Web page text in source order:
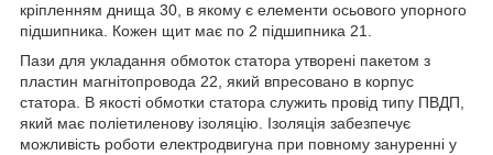
кріпленням днища 30, в якому є елементи осьового упорного
підшипника. Кожен щит має по 2 підшипника 21.
Пази для укладання обмоток статора утворені пакетом з
пластин магнітопровода 22, який впресовано в корпус
статора. В якості обмотки статора служить провід типу ПВДП,
який має поліетиленову ізоляцію. Ізоляція забезпечує
можливість роботи електродвигуна при повному зануренні у